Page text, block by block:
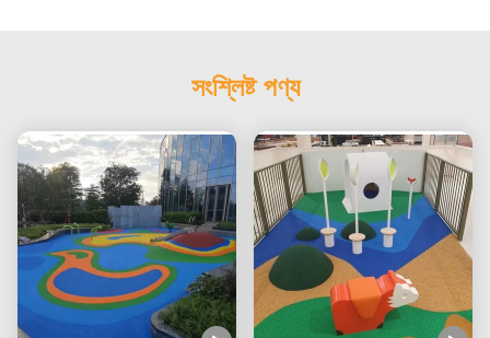
সংশ্লিষ্ট পণ্য